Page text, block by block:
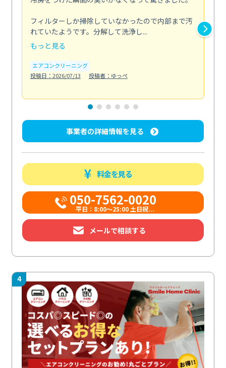
フィルターしか掃除していなかったので内部まで汚
れていたようです。分解して洗浄し...
もっと見る
エアコンクリーニング
投稿日：2026/07/13
投稿者：ゆっぺ
事業者の詳細情報を見る
料金を見る
050-7562-0020
平日：8:00〜25:00 土日祝...
メールで相談する
4